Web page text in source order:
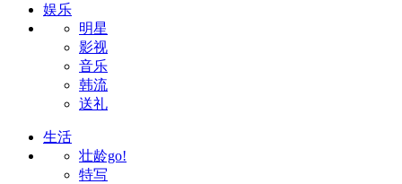
娱乐
明星
影视
音乐
韩流
送礼
生活
壮龄go!
特写